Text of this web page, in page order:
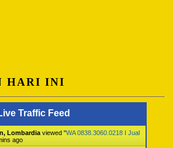
HARI INI
Traffic Feed
Lombardia viewed "WA 0838.3060.0218 I Jual
ago